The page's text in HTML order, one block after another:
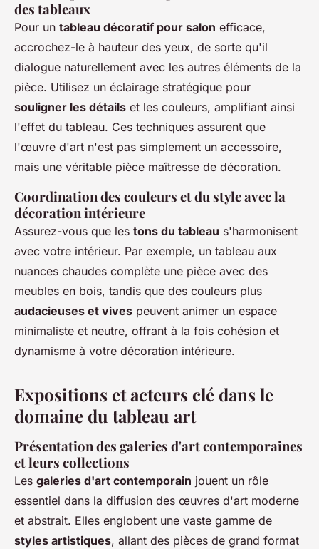
des tableaux
Pour un tableau décoratif pour salon efficace,
accrochez-le à hauteur des yeux, de sorte qu'il
dialogue naturellement avec les autres éléments de la
pièce. Utilisez un éclairage stratégique pour
souligner les détails et les couleurs, amplifiant ainsi
l'effet du tableau. Ces techniques assurent que
l'œuvre d'art n'est pas simplement un accessoire,
mais une véritable pièce maîtresse de décoration.
Coordination des couleurs et du style avec la
décoration intérieure
Assurez-vous que les tons du tableau s'harmonisent
avec votre intérieur. Par exemple, un tableau aux
nuances chaudes complète une pièce avec des
meubles en bois, tandis que des couleurs plus
audacieuses et vives peuvent animer un espace
minimaliste et neutre, offrant à la fois cohésion et
dynamisme à votre décoration intérieure.
Expositions et acteurs clé dans le
domaine du tableau art
Présentation des galeries d'art contemporaines
et leurs collections
Les galeries d'art contemporain jouent un rôle
essentiel dans la diffusion des œuvres d'art moderne
et abstrait. Elles englobent une vaste gamme de
styles artistiques, allant des pièces de grand format